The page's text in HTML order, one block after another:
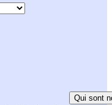
Qui sont